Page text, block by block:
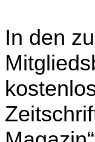
In den